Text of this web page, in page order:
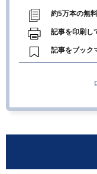
約5万本の無
記事を印刷し
記事をブック